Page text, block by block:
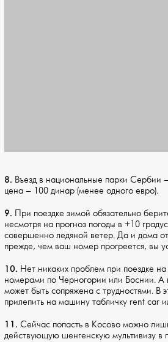
8. Въезд в национальные парки Сербии
цена – 100 динар (менее одного евро).
9. При поездке зимой обязательно
несмотря на прогноз погоды в +10
совершенно ледяной ветер. Да и дома
прежде, чем ваш номер прогреется, вы
10. Нет никаких проблем при поездке
номерами по Черногории или Боснии. А
может быть сопряжена с трудностями. В
прилепить на машину табличку rent car
11. Сейчас попасть в Косово можно
действующую шенгенскую мультивизу в